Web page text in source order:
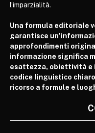
l’imparzialità.
Una formula editoriale
garantisce
approfondimenti
informazione significa
esattezza, obiettività e
codice linguistico
ricorso a formule e